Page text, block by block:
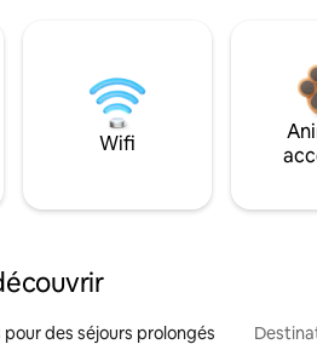
Wifi
des séjours prolongés